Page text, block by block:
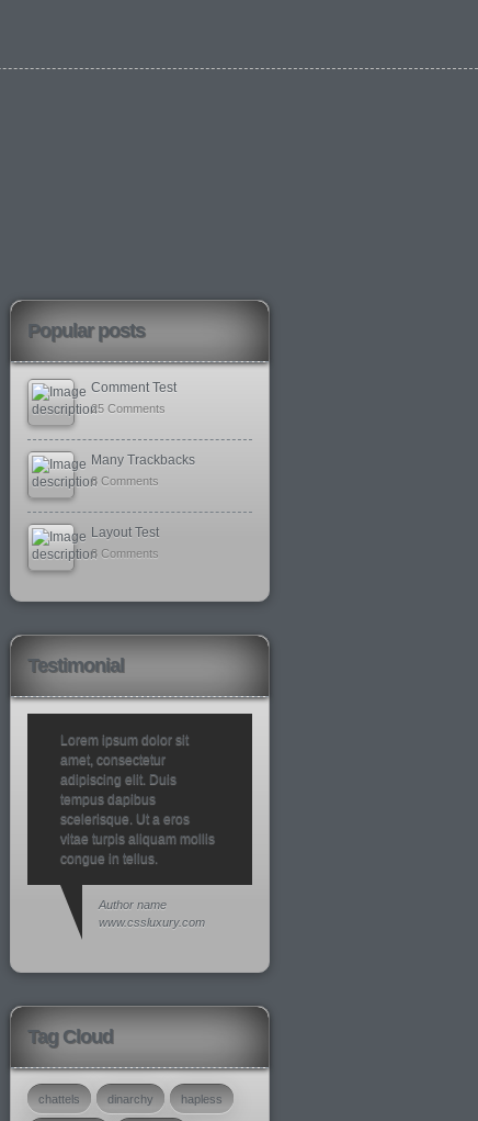
Popular posts
Comment Test
25 Comments
Many Trackbacks
8 Comments
Layout Test
8 Comments
Testimonial
Lorem ipsum dolor sit
amet, consectetur
adipiscing elit. Duis
tempus dapibus
scelerisque. Ut a eros
vitae turpis aliquam mollis
congue in tellus.
Author name
www.cssluxury.com
Tag Cloud
chattels dinarchy hapless